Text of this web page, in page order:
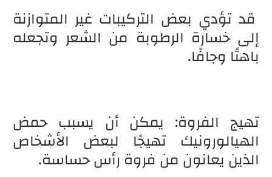
قد تؤدي بعض التركيبات غير المتوازنة
إلى خسارة الرطوبة من الشعر وتجعله
باهتًا وجافًا.
تهيج الفروة: يمكن أن يسبب حمض
الهيالورونيك تهيجًا لبعض الأشخاص
الذين يعانون من فروة رأس حساسة.